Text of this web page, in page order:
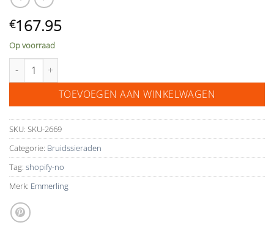
€167.95
Op voorraad
necklace 63056 aantal
TOEVOEGEN AAN WINKELWAGEN
SKU: SKU-2669
Categorie: Bruidssieraden
Tag: shopify-no
Merk: Emmerling